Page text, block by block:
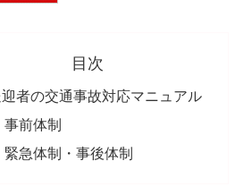
目次
者の交通事故対応マニュアル
事前体制
緊急体制・事後体制